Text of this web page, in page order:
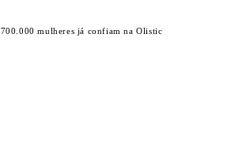
700.000 mulheres já confiam na Olistic